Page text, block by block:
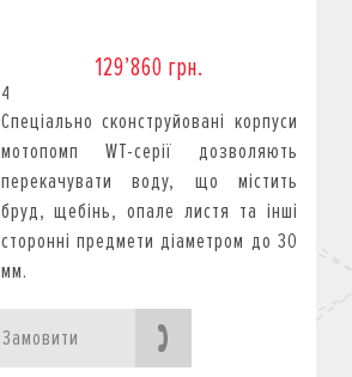
129’860 грн.
4
Спеціально сконструйовані корпуси
мотопомп WT-серії дозволяють
перекачувати воду, що містить
бруд, щебінь, опале листя та інші
сторонні предмети діаметром до 30
мм.
Замовити